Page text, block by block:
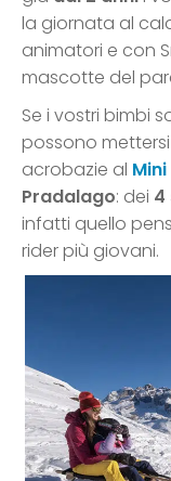
la giornata al
animatori e con
mascotte del
Se i vostri bimbi
possono
acrobazie al
Pradalago: dei 4
infatti quello
rider più giovani.